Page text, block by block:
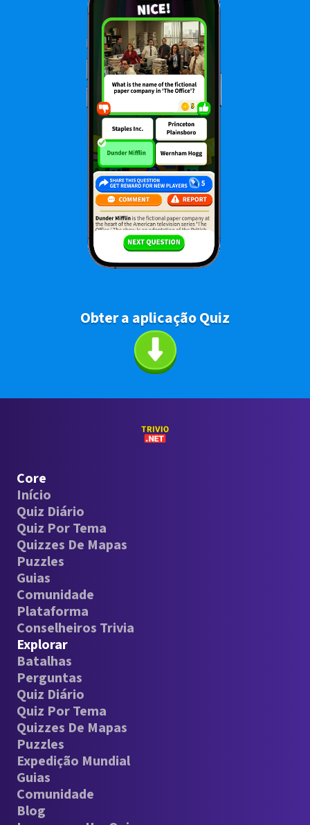
Obter a aplicação Quiz
Core
Início
Quiz Diário
Quiz Por Tema
Quizzes De Mapas
Puzzles
Guias
Comunidade
Plataforma
Conselheiros Trivia
Explorar
Batalhas
Perguntas
Quiz Diário
Quiz Por Tema
Quizzes De Mapas
Puzzles
Expedição Mundial
Guias
Comunidade
Blog